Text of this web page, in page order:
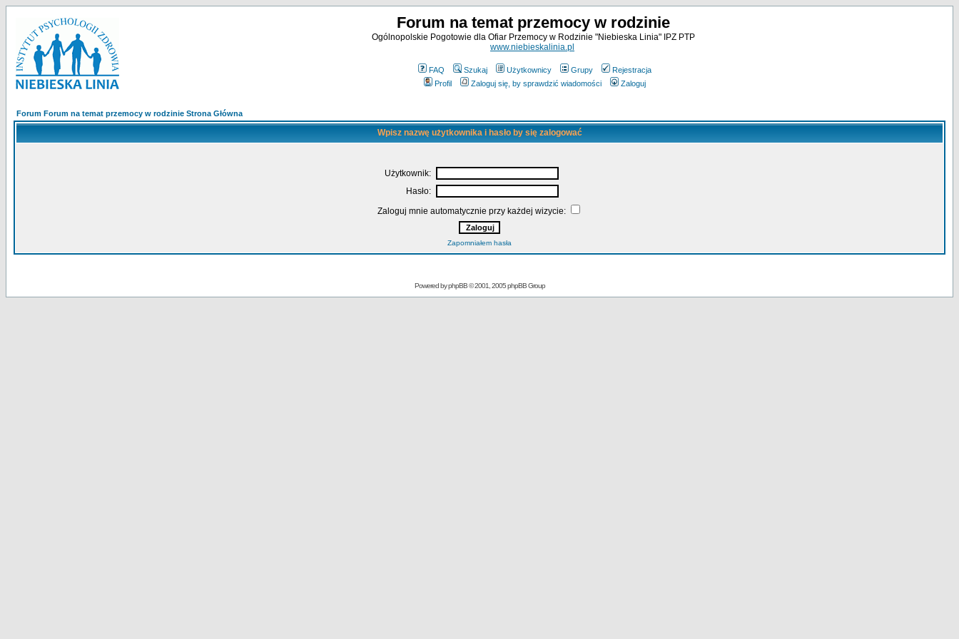
Forum na temat przemocy w rodzinie
Ogólnopolskie Pogotowie dla Ofiar Przemocy w Rodzinie "Niebieska Linia" IPZ PTP
www.niebieskalinia.pl
FAQ Szukaj Użytkownicy Grupy
Rejestracja
Profil
Zaloguj się, by sprawdzić wiadomości Zaloguj
Forum Forum na temat przemocy w rodzinie Strona Główna
Wpisz nazwę użytkownika i hasło by się zalogować
Użytkownik:
Hasło:
Zaloguj mnie automatycznie przy każdej wizycie:
Zapomniałem hasła
Powered byphpBB© 2001, 2005 phpBB Group